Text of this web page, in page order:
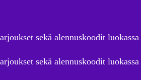
sekä alennuskoodit
sekä alennuskoodit luokassa